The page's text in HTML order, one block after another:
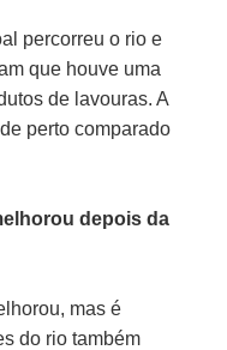
percorreu o rio e
que houve uma
de lavouras. A
perto comparado
depois da
mas é
do rio também